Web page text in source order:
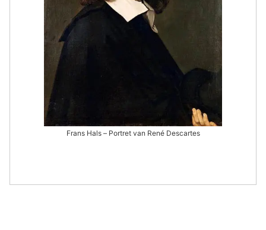
Frans Hals – Portret van René Descartes